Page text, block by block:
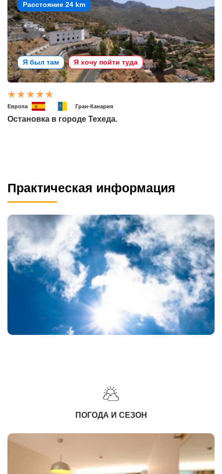
Расстояние 24 km
Я был там Я хочу пойти туда
Европа Гран-Канария
Остановка в городе Техеда.
Практическая информация
ПОГОДА И СЕЗОН